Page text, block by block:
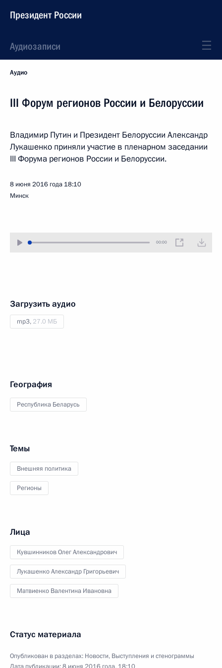
Президент России
Аудиозаписи
Аудио
III Форум регионов России и Белоруссии
Владимир Путин и Президент Белоруссии Александр
Лукашенко приняли участие в пленарном заседании
III Форума регионов России и Белоруссии.
8 июня 2016 года 18:10
Минск
00:00
Загрузить аудио
mp3, 27.0 МБ
География
Республика Беларусь
Темы
Внешняя политика
Регионы
Лица
Кувшинников Олег Александрович
Лукашенко Александр Григорьевич
Матвиенко Валентина Ивановна
Статус материала
Опубликован в разделах: Новости, Выступления и стенограммы